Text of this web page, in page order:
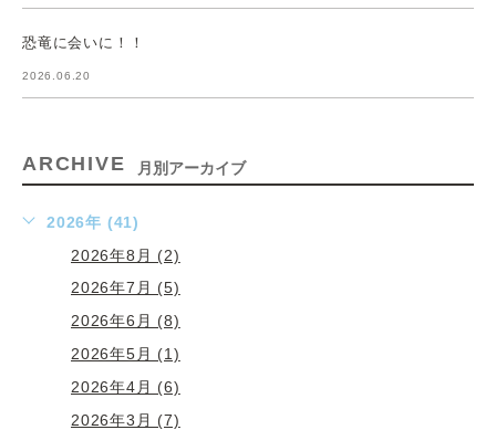
恐竜に会いに！！
2026.06.20
ARCHIVE 月別アーカイブ
2026年 (41)
2026年8月 (2)
2026年7月 (5)
2026年6月 (8)
2026年5月 (1)
2026年4月 (6)
2026年3月 (7)